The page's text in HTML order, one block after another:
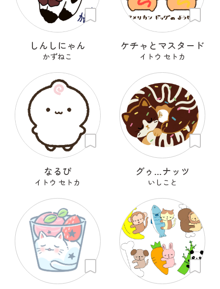
しんしにゃん
かずねこ
ケチャとマスタード
イトウ セトカ
なるぴ
イトウ セトカ
グゥ…ナッツ
いしこと